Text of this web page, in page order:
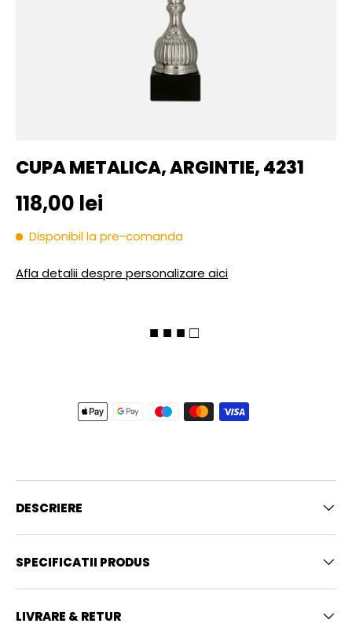
CUPA METALICA, ARGINTIE, 4231
Pret initial
118,00 lei
Disponibil la pre-comanda
Afla detalii despre personalizare aici
■ ■ ■ □
DESCRIERE
SPECIFICATII PRODUS
LIVRARE & RETUR